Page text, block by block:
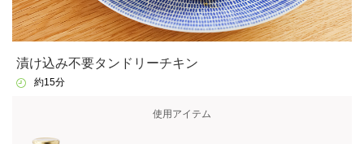
漬け込み不要タンドリーチキン
約15分
使用アイテム